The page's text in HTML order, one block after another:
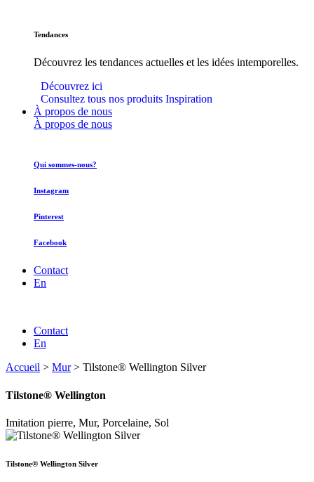
Tendances
Découvrez les tendances actuelles et les idées intemporelles.
Découvrez ici
Consultez tous nos produits Inspiration
À propos de nous
À propos de nous
Qui sommes-nous?
Instagram
Pinterest
Facebook
Contact
En
Contact
En
Accueil > Mur> Tilstone® Wellington Silver
Tilstone® Wellington
Imitation pierre, Mur, Porcelaine, Sol
Tilstone® Wellington Silver